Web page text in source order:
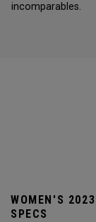
incomparables.
WOMEN'S
SPECS